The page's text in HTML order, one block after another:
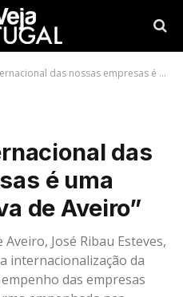
das nossas empresas é uma marca distintiva de Aveiro”
das
é uma
de Aveiro”
José Ribau Esteves,
internacionalização da
das empresas